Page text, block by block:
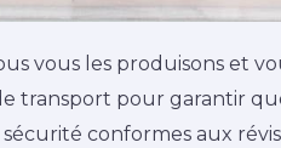
vous les produisons et
transport pour garantir
conformes aux